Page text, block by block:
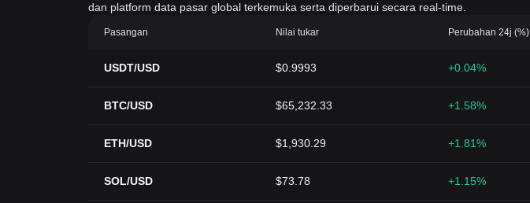
dan platform data pasar global terkemuka serta diperbarui secara real-time.
Pasangan Nilai tukar Perubahan 24j (%)
USDT/USD $0.9993 +0.04%
BTC/USD $65,232.33 +1.58%
ETH/USD $1,930.29 +1.81%
SOL/USD $73.78 +1.15%